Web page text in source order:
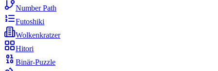
Number Path
Futoshiki
Wolkenkratzer
Hitori
Binär-Puzzle